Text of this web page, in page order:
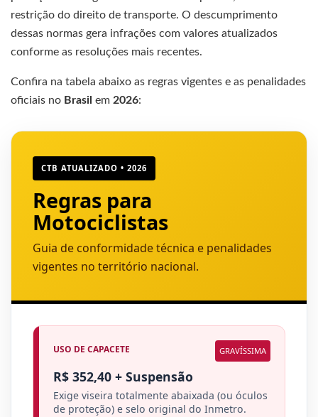
restrição do direito de transporte. O descumprimento
dessas normas gera infrações com valores atualizados
conforme as resoluções mais recentes.
Confira na tabela abaixo as regras vigentes e as penalidades
oficiais no Brasil em 2026:
CTB ATUALIZADO • 2026
Regras para
Motociclistas
Guia de conformidade técnica e penalidades
vigentes no território nacional.
USO DE CAPACETE GRAVÍSSIMA
R$ 352,40 + Suspensão
Exige viseira totalmente abaixada (ou óculos
de proteção) e selo original do Inmetro.